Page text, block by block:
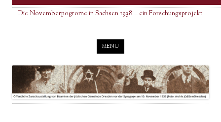
Die Novemberpogrome in Sachsen 1938 – ein Forschungsprojekt
MENU